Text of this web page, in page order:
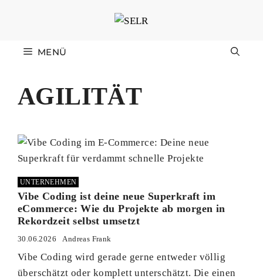
MENÜ
AGILITÄT
UNTERNEHMEN
Vibe Coding ist deine neue Superkraft im
eCommerce: Wie du Projekte ab morgen in
Rekordzeit selbst umsetzt
30.06.2026 Andreas Frank
Vibe Coding wird gerade gerne entweder völlig
überschätzt oder komplett unterschätzt. Die einen